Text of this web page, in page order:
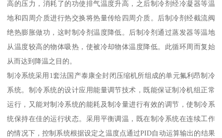
高的压力，消耗了的功使排气温度升高，之后制冷剂经冷凝器等温
地和四周介质进行热交换将热量传给四周介质。后制冷剂经截流阀
绝热膨胀做功，这时制冷剂温度降低。后制冷剂通过蒸发器等温地
从温度较高的物体吸热，使被冷却物体温度降低。此循环周而复始
从而达到降温之目的。
制冷系统采用1套法国产泰康全封闭压缩机所组成的单元氟利昂制冷
系统。制冷系统的设计应用能量调节技术，既能保证制冷机组正常
运行，又能对制冷系统的能耗及制冷量进行有效的调节，使制冷系
统保持在佳的运行状态。采用平衡调温，既在制冷系统在连续工作
的情况下，控制系统根据设定之温度点通过PID自动运算输出的结果